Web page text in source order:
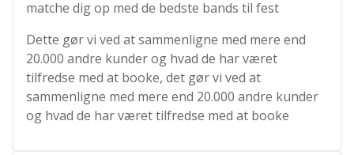
matche dig op med de bedste bands til fest
Dette gør vi ved at sammenligne med mere end
20.000 andre kunder og hvad de har været
tilfredse med at booke, det gør vi ved at
sammenligne med mere end 20.000 andre kunder
og hvad de har været tilfredse med at booke